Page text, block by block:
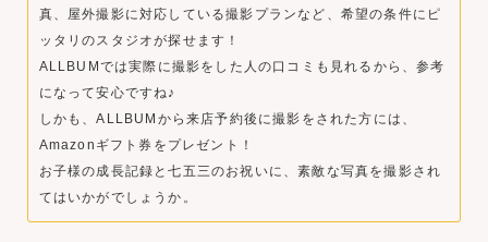
真、屋外撮影に対応している撮影プランなど、希望の条件にピ
ッタリのスタジオが探せます！
ALLBUMでは実際に撮影をした人の口コミも見れるから、参考
になって安心ですね♪
しかも、ALLBUMから来店予約後に撮影をされた方には、
Amazonギフト券をプレゼント！
お子様の成長記録と七五三のお祝いに、素敵な写真を撮影され
てはいかがでしょうか。